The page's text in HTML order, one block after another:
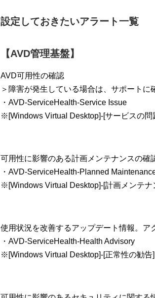
設定しておきたいアラート一覧
【AVD管理基盤】
AVD可用性の確認
＞障害が発生している場合は、サポートに
・AVD-ServiceHealth-Service Issue
※[Windows Virtual Desktop]-[サービスの問
可用性に影響のある計画メンテナンスの確
・AVD-ServiceHealth-Planned
※[Windows Virtual Desktop]-[計画メンテナ
使用状況を改善するアップデート情報。
・AVD-ServiceHealth-Health Advisory
※[Windows Virtual Desktop]-[正常性の勧告]